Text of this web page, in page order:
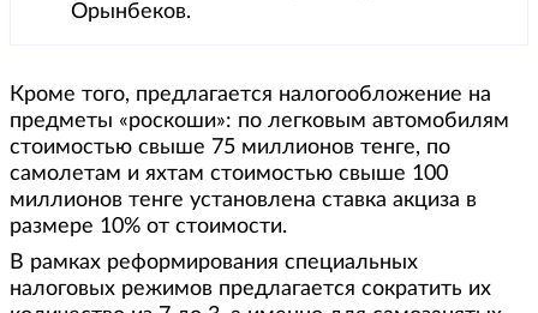
Орынбеков.
Кроме того, предлагается налогообложение на
предметы «роскоши»: по легковым автомобилям
стоимостью свыше 75 миллионов тенге, по
самолетам и яхтам стоимостью свыше 100
миллионов тенге установлена ставка акциза в
размере 10% от стоимости.
В рамках реформирования специальных
налоговых режимов предлагается сократить их